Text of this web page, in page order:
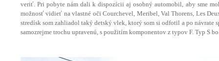
veriť. Pri pobyte nám dali k dispozícii aj osobný automobil, aby sme
možnosť vidieť na vlastné oči Courchevel, Meribel, Val Thorens, Les
stredísk som zahliadol taký detský vlek, ktorý som si odfotil a po návrate
samozrejme trochu upravenú, s použitím komponentov z typov F. Typ S